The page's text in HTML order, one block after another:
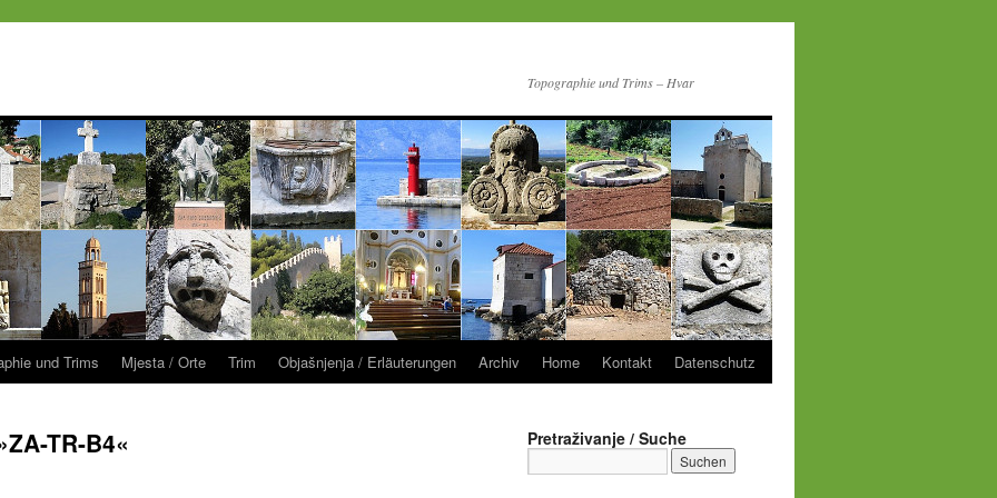
Topographie und Trims – Hvar
und Trims Mjesta / Orte Trim Objašnjenja / Erläuterungen Archiv Home Kontakt Datenschutz
TR-B4« Pretraživanje / Suche